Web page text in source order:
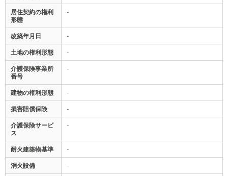
居住契約の権利
形態
-
改築年月日 -
土地の権利形態 -
介護保険事業所
番号
-
建物の権利形態 -
損害賠償保険 -
介護保険サービ
ス
-
耐火建築物基準 -
消火設備 -